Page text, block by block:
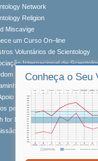
Conheça o Seu
Network
Religion
Miscavige
um Curso On–line
Voluntários de Scientology
Internacional de
Magazine
para a Felicidade
de um Mundo sem Drogas
pelos Direitos Humanos
for Human Rights
dos Cidadãos para os